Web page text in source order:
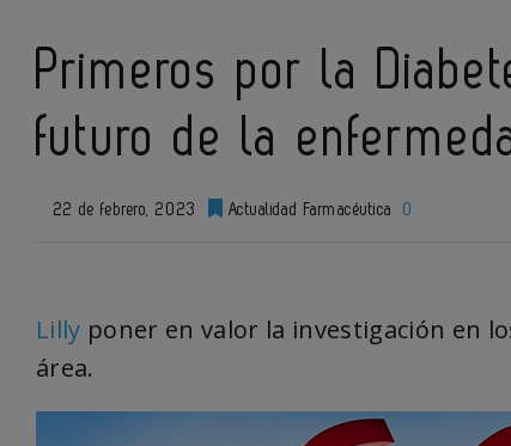
Primeros por la
futuro de la
22 de febrero, 2023 Actualidad Farmacéutica 0
Lilly poner en valor la investigación en
área.